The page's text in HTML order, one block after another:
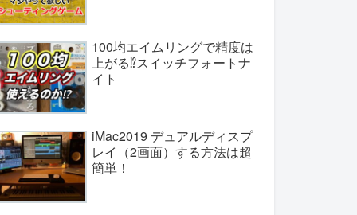
100均エイムリングで精度は
上がる⁉︎スイッチフォートナ
イト
iMac2019 デュアルディスプ
レイ（2画面）する方法は超
簡単！